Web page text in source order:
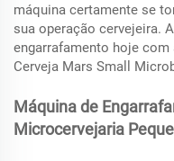
máquina certamente se
sua operação cervejeira.
engarrafamento hoje com
Cerveja Mars Small
Máquina de
Microcervejaria